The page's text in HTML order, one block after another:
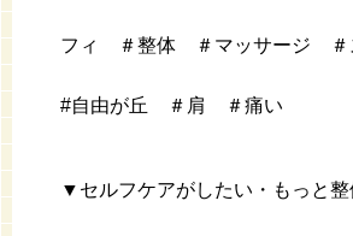
フィ ＃整体 ＃マッサージ ＃
#自由が丘 ＃肩 ＃痛い
▼セルフケアがしたい・もっと整